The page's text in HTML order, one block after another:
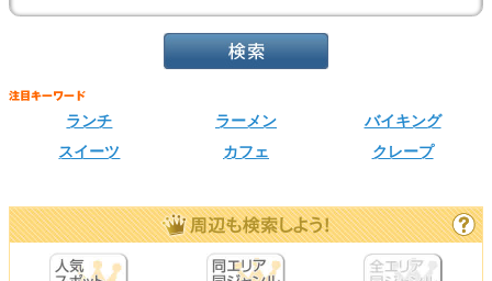
ランチ ラーメン
バイキング
スイーツ
カフェ クレープ